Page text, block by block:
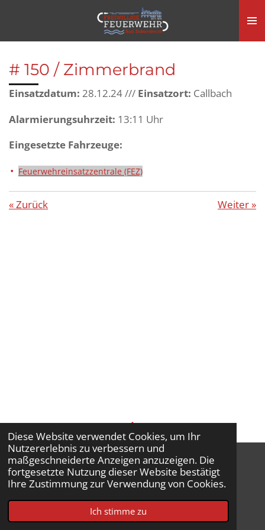
Diese Website verwendet Cookies, um Ihr
Nutzererlebnis zu verbessern und
maßgeschneiderte Anzeigen anzuzeigen. Die
fortgesetzte Nutzung dieser Website bestätigt
Ihre Zustimmung zur Verwendung von Cookies.
Ich stimme zu
springen
# 150 / Zimmerbrand
Einsatzdatum: 28.12.24 /// Einsatzort: Callbach
Alarmierungsuhrzeit: 13:11 Uhr
Eingesetzte Fahrzeuge:
Feuerwehreinsatzzentrale (FEZ)
«Zurück Weiter»
TOP
Impressum
© 2026 Feuerwehr Bad Sobernheim